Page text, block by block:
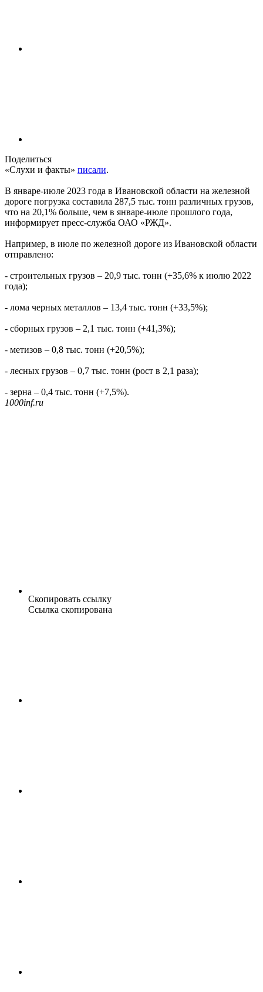
Поделиться
«Слухи и факты» писали.
В январе-июле 2023 года в Ивановской области на железной
дороге погрузка составила 287,5 тыс. тонн различных грузов,
что на 20,1% больше, чем в январе-июле прошлого года,
информирует пресс-служба ОАО «РЖД».
Например, в июле по железной дороге из Ивановской области
отправлено:
- строительных грузов – 20,9 тыс. тонн (+35,6% к июлю 2022
года);
- лома черных металлов – 13,4 тыс. тонн (+33,5%);
- сборных грузов – 2,1 тыс. тонн (+41,3%);
- метизов – 0,8 тыс. тонн (+20,5%);
- лесных грузов – 0,7 тыс. тонн (рост в 2,1 раза);
- зерна – 0,4 тыс. тонн (+7,5%).
1000inf.ru
Скопировать ссылку
Ссылка скопирована